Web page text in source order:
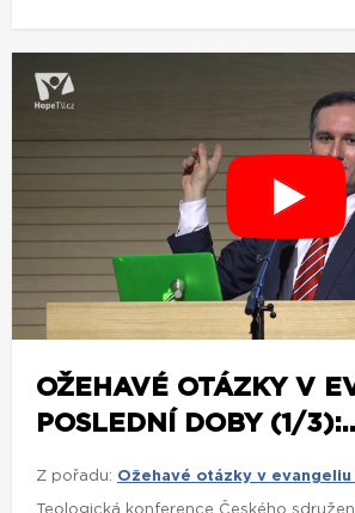
OŽEHAVÉ OTÁZKY V
POSLEDNÍ DOBY (1/
Z pořadu: Ožehavé otázky v